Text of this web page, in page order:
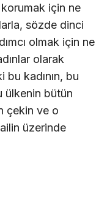
için ne
sözde dinci
olmak için ne
olarak
kadının, bu
ülkenin bütün
çekin ve o
üzerinde